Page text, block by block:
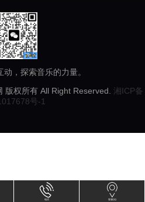
，探索音乐的力量。
权所有 All Right Reserved. 湘ICP备
号-1
电话 客服QQ